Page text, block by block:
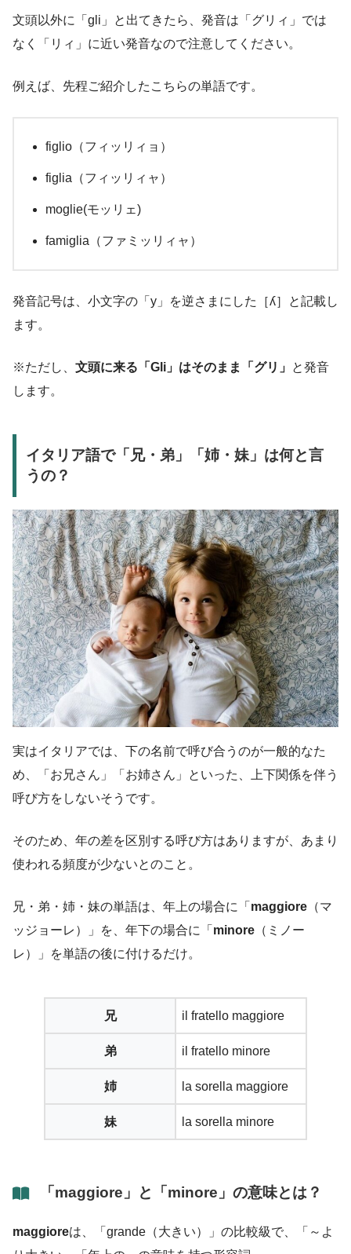
文頭以外に「gli」と出てきたら、発音は「グリィ」では
なく「リィ」に近い発音なので注意してください。
例えば、先程ご紹介したこちらの単語です。
figlio（フィッリィョ）
figlia（フィッリィャ）
moglie(モッリェ)
famiglia（ファミッリィャ）
発音記号は、小文字の「y」を逆さまにした［ʎ］と記載し
ます。
※ただし、 文頭に来る「Gli」はそのまま「グリ」 と発音
します。
イタリア語で「兄・弟」「姉・妹」は何と言
うの？
実はイタリアでは、下の名前で呼び合うのが一般的なた
め、「お兄さん」「お姉さん」といった、上下関係を伴う
呼び方をしないそうです。
そのため、年の差を区別する呼び方はありますが、あまり
使われる頻度が少ないとのこと。
兄・弟・姉・妹の単語は、年上の場合に「 maggiore （マ
ッジョーレ）」を、年下の場合に「 minore （ミノー
レ）」を単語の後に付けるだけ。
兄 il fratello maggiore
弟 il fratello minore
姉 la sorella maggiore
妹 la sorella minore
「maggiore」と「minore」の意味とは？
maggioreは、「grande（大きい）」の比較級で、「～よ